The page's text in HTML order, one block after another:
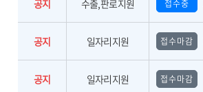
공지 수출,판로지원 접수중
공지 일자리지원 접수마감
공지 일자리지원 접수마감